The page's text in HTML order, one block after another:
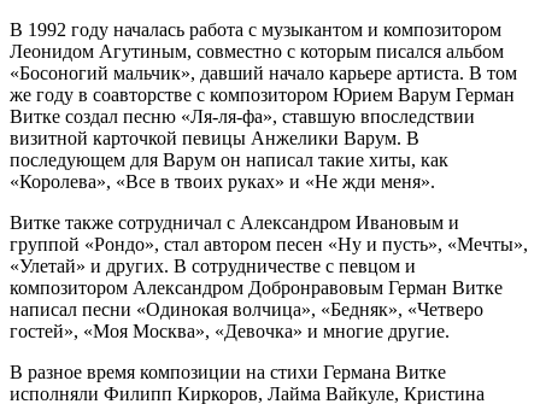
В 1992 году началась работа с музыкантом и композитором
Леонидом Агутиным, совместно с которым писался альбом
«Босоногий мальчик», давший начало карьере артиста. В том
же году в соавторстве с композитором Юрием Варум Герман
Витке создал песню «Ля-ля-фа», ставшую впоследствии
визитной карточкой певицы Анжелики Варум. В
последующем для Варум он написал такие хиты, как
«Королева», «Все в твоих руках» и «Не жди меня».
Витке также сотрудничал с Александром Ивановым и
группой «Рондо», стал автором песен «Ну и пусть», «Мечты»,
«Улетай» и других. В сотрудничестве с певцом и
композитором Александром Добронравовым Герман Витке
написал песни «Одинокая волчица», «Бедняк», «Четверо
гостей», «Моя Москва», «Девочка» и многие другие.
В разное время композиции на стихи Германа Витке
исполняли Филипп Киркоров, Лайма Вайкуле, Кристина